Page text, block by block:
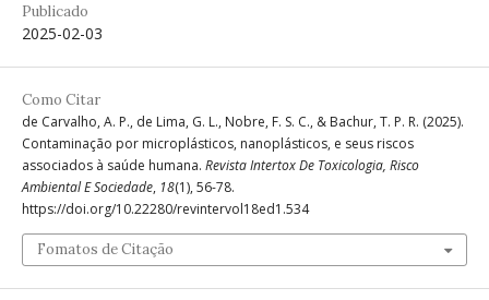
Publicado
2025-02-03
Como Citar
de Carvalho, A. P., de Lima, G. L., Nobre, F. S. C., & Bachur, T. P. R. (2025).
Contaminação por microplásticos, nanoplásticos, e seus riscos
associados à saúde humana. Revista Intertox De Toxicologia, Risco
Ambiental E Sociedade, 18(1), 56-78.
https://doi.org/10.22280/revintervol18ed1.534
Fomatos de Citação